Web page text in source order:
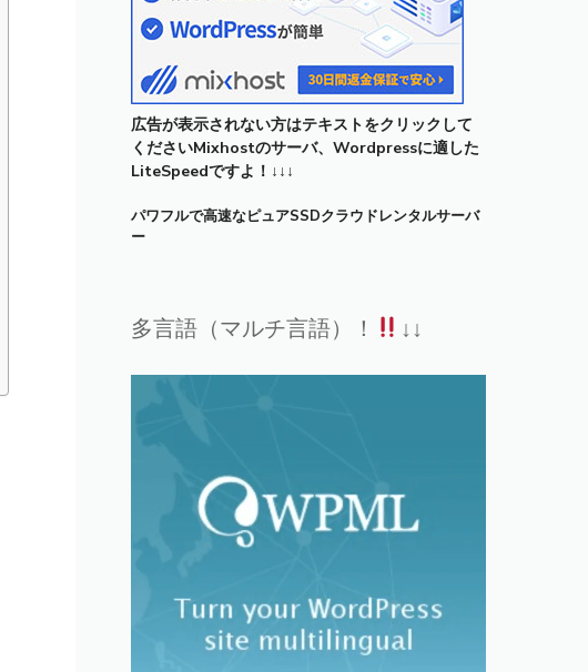
広告が表示されない方はテキストをクリックして
くださいMixhostのサーバ、Wordpressに適した
LiteSpeedですよ！↓↓↓
パワフルで高速なピュアSSDクラウドレンタルサーバ
ー
多言語（マルチ言語）！ ↓↓